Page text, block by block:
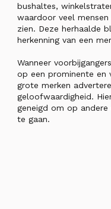
bushaltes,
waardoor veel
zien. Deze herhaalde
herkenning van een
Wanneer
op een prominente en
grote merken
geloofwaardigheid.
geneigd om op
te gaan.